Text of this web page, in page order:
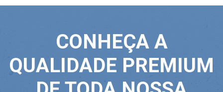
CONHEÇA A
QUALIDADE PREMIUM